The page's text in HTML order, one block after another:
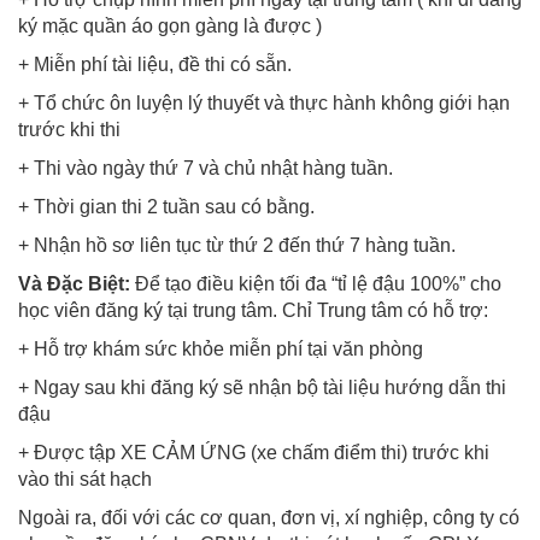
ký mặc quần áo gọn gàng là được )
+ Miễn phí tài liệu, đề thi có sẵn.
+ Tổ chức ôn luyện lý thuyết và thực hành không giới hạn
trước khi thi
+ Thi vào ngày thứ 7 và chủ nhật hàng tuần.
+ Thời gian thi 2 tuần sau có bằng.
+ Nhận hồ sơ liên tục từ thứ 2 đến thứ 7 hàng tuần.
Và Đặc Biệt: Để tạo điều kiện tối đa “tỉ lệ đậu 100%” cho
học viên đăng ký tại trung tâm. Chỉ Trung tâm có hỗ trợ:
+ Hỗ trợ khám sức khỏe miễn phí tại văn phòng
+ Ngay sau khi đăng ký sẽ nhận bộ tài liệu hướng dẫn thi
đậu
+ Được tập XE CẢM ỨNG (xe chấm điểm thi) trước khi
vào thi sát hạch
Ngoài ra, đối với các cơ quan, đơn vị, xí nghiệp, công ty có